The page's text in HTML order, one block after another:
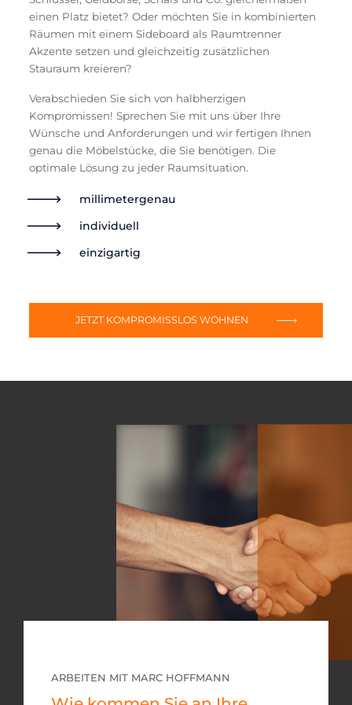
einen Platz bietet? Oder möchten Sie in kombinierten
Räumen mit einem Sideboard als Raumtrenner
Akzente setzen und gleichzeitig zusätzlichen
Stauraum kreieren?
Verabschieden Sie sich von halbherzigen
Kompromissen! Sprechen Sie mit uns über Ihre
Wünsche und Anforderungen und wir fertigen Ihnen
genau die Möbelstücke, die Sie benötigen. Die
optimale Lösung zu jeder Raumsituation.
millimetergenau
individuell
einzigartig
JETZT KOMPROMISSLOS WOHNEN
ARBEITEN MIT MARC HOFFMANN